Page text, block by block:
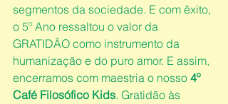
segmentos da sociedade. E com êxito,
o 5º Ano ressaltou o valor da
GRATIDÃO como instrumento da
humanização e do puro amor. E assim,
encerramos com maestria o nosso 4º
Café Filosófico Kids. Gratidão às